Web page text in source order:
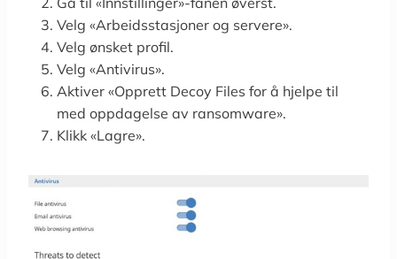
Velg «Arbeidsstasjoner og servere».
Velg ønsket profil.
Velg «Antivirus».
Aktiver «Opprett Decoy Files for å hjelpe til
med oppdagelse av ransomware».
Klikk «Lagre».